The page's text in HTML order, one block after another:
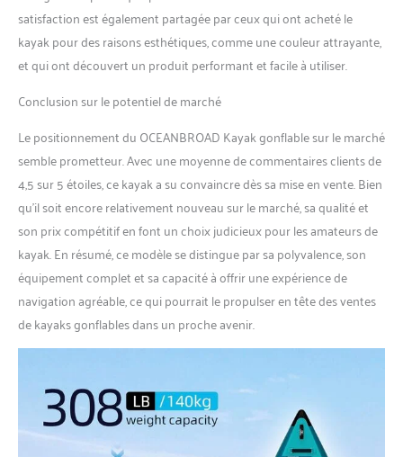
régions éloignées.
satisfaction est également partagée par ceux qui ont acheté le
kayak pour des raisons esthétiques, comme une couleur attrayante,
et qui ont découvert un produit performant et facile à utiliser.
Conclusion sur le potentiel de marché
Le positionnement du OCEANBROAD Kayak gonflable sur le marché
semble prometteur. Avec une moyenne de commentaires clients de
4,5 sur 5 étoiles, ce kayak a su convaincre dès sa mise en vente. Bien
qu’il soit encore relativement nouveau sur le marché, sa qualité et
son prix compétitif en font un choix judicieux pour les amateurs de
kayak. En résumé, ce modèle se distingue par sa polyvalence, son
équipement complet et sa capacité à offrir une expérience de
navigation agréable, ce qui pourrait le propulser en tête des ventes
de kayaks gonflables dans un proche avenir.